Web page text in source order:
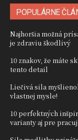
POPULÁRNE
Najhoršia možná
je zdraviu škodlivý
10 znakov, že máte
tento detail
Liečivá sila
vlastnej mysle!
10 perfektných
varianty aj pre